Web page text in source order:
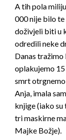
A tih pola
000 nije bilo te
doživjeli biti u
odredili neke
Danas
oplakujemo
smrt
Anja, imala
knjige (iako
tri maskirne
Majke Božje).